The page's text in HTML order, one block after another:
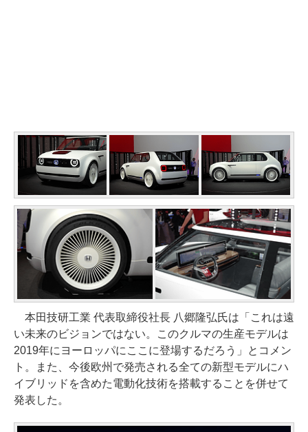
本田技研工業 代表取締役社長 八郷隆弘氏は「これは遠
い未来のビジョンではない。このクルマの生産モデルは
2019年にヨーロッパにここに登場するだろう」とコメン
ト。また、今後欧州で発売される全ての新型モデルにハ
イブリッドを含めた電動化技術を搭載することを併せて
発表した。